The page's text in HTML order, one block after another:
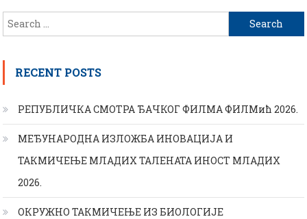
Search
for:
RECENT POSTS
РЕПУБЛИЧКА СМОТРА ЂАЧКОГ ФИЛМА ФИЛМић 2026.
МЕЂУНАРОДНА ИЗЛОЖБА ИНОВАЦИЈА И
ТАКМИЧЕЊЕ МЛАДИХ ТАЛЕНАТА ИНОСТ МЛАДИХ
2026.
ОКРУЖНО ТАКМИЧЕЊЕ ИЗ БИОЛОГИЈЕ